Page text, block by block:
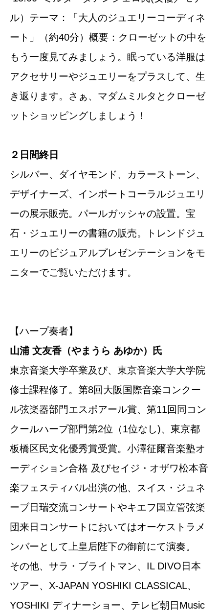
ル）テーマ：「大人のジュエリーコーディネ
ート」（約40分）概要：クローゼットの中を
もう一度見てみましょう。眠っている洋服は
アクセサリーやジュエリーをプラスして、生
き返ります。さぁ、マダムミルタとクローゼ
ットショッピングしましょう！
２日間終日
シルバー、ダイヤモンド、カラーストーン、
デザイナーズ、インポートコーラルジュエリ
ーの展示販売。パールガッシャの設置。宝
石・ジュエリーの書籍の販売。トレンドジュ
エリーのビジュアルプレゼンテーションをモ
ニターでご覧いただけます。
【ハープ奏者】
山浦 文友香（やまうら あゆか）氏
東京音楽大学卒業及び、東京音楽大学大学院
修士課程修了。第8回大阪国際音楽コンクー
ル弦楽器部門エスポアール賞、第11回同コン
クールハープ部門第2位（1位なし)、東京都
板橋区民文化優秀賞受賞。小澤征爾音楽塾オ
ーディション合格 及びセイジ・オザワ松本音
楽フェスティバル出演の他、スイス・ジュネ
ーブ日瑞交流コンサートやキエフ国立管弦楽
団来日コンサートにおいてはオーケストラメ
ンバーとして上皇后陛下の御前にて演奏。
その他、サラ・ブライトマン、IL DIVO日本
ツアー、X-JAPAN YOSHIKI CLASSICAL、
YOSHIKI ディナーショー、テレビ朝日Music